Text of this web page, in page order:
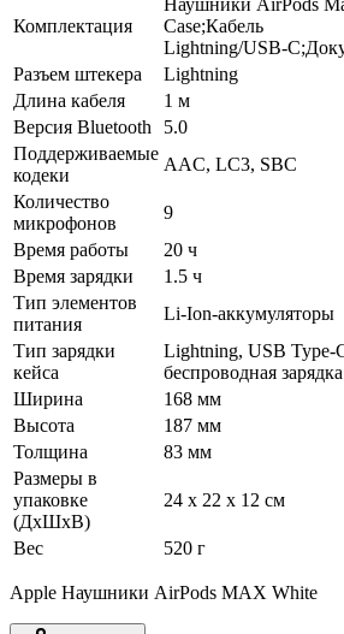
Комплектация
Case;Кабель
Lightning/
Разъем штекера
Lightning
Длина кабеля
1 м
Версия Bluetooth
5.0
Поддерживаемые
кодеки
AAC, LC3, SBC
Количество
микрофонов
9
Время работы
20 ч
Время зарядки
1.5 ч
Тип элементов
питания
Li-Ion-аккумуляторы
Тип зарядки
кейса
Lightning, USB Type-
беспроводная зарядка
Ширина
168 мм
Высота
187 мм
Толщина
83 мм
Размеры в
упаковке
(ДхШхВ)
24 x 22 x 12 см
Вес 520 г
Apple Наушники AirPods MAX White